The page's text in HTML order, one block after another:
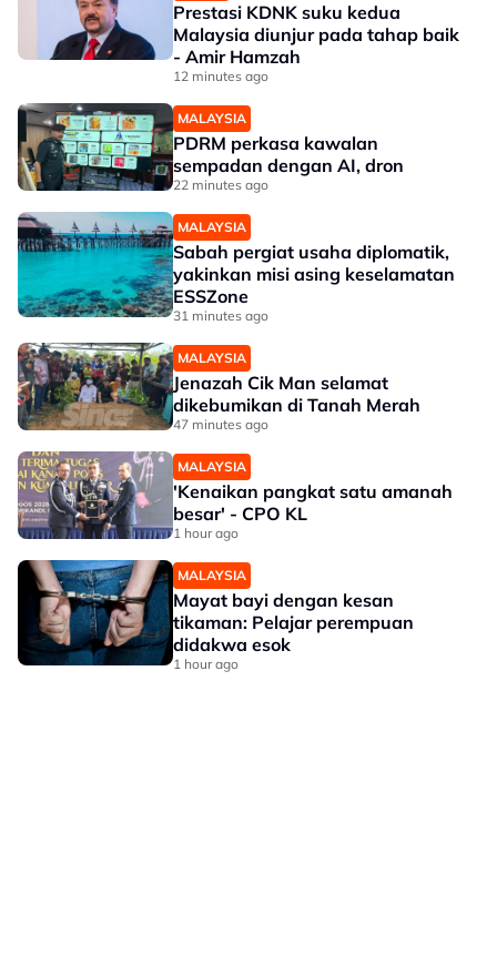
Prestasi KDNK suku kedua
Malaysia diunjur pada tahap baik
- Amir Hamzah
12 minutes ago
MALAYSIA
PDRM perkasa kawalan
sempadan dengan AI, dron
22 minutes ago
MALAYSIA
Sabah pergiat usaha diplomatik,
yakinkan misi asing keselamatan
ESSZone
31 minutes ago
MALAYSIA
Jenazah Cik Man selamat
dikebumikan di Tanah Merah
47 minutes ago
MALAYSIA
'Kenaikan pangkat satu amanah
besar' - CPO KL
1 hour ago
MALAYSIA
Mayat bayi dengan kesan
tikaman: Pelajar perempuan
didakwa esok
1 hour ago